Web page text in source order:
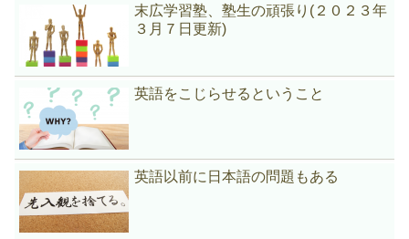
末広学習塾、塾生の頑張り(２０２３年
３月７日更新)
英語をこじらせるということ
英語以前に日本語の問題もある